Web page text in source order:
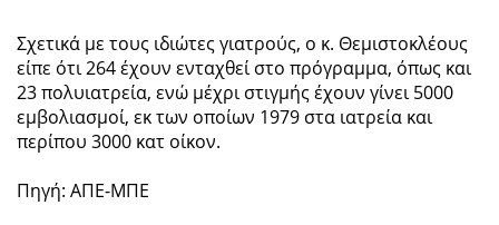
Σχετικά με τους ιδιώτες γιατρούς, ο κ. Θεμιστοκλέους
είπε ότι 264 έχουν ενταχθεί στο πρόγραμμα, όπως και
23 πολυιατρεία, ενώ μέχρι στιγμής έχουν γίνει 5000
εμβολιασμοί, εκ των οποίων 1979 στα ιατρεία και
περίπου 3000 κατ οίκον.
Πηγή: ΑΠΕ-ΜΠΕ